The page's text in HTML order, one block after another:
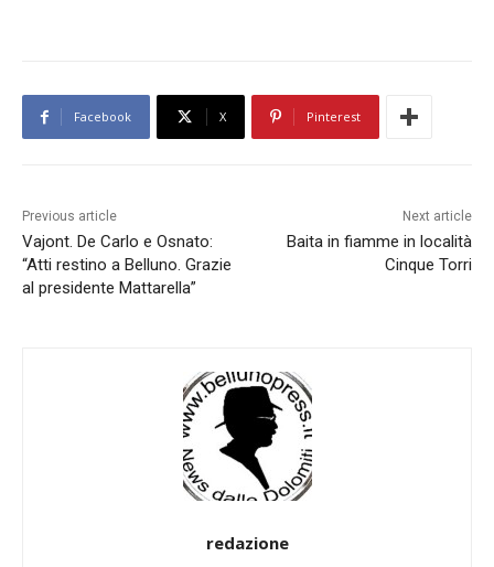
Facebook X Pinterest
Previous article
Vajont. De Carlo e Osnato:
“Atti restino a Belluno. Grazie
al presidente Mattarella”
Next article
Baita in fiamme in località
Cinque Torri
redazione